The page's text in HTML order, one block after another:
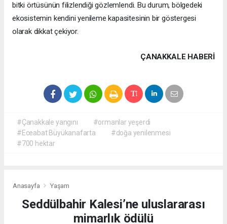
bitki örtüsünün filizlendiği gözlemlendi. Bu durum, bölgedeki
ekosistemin kendini yenileme kapasitesinin bir göstergesi
olarak dikkat çekiyor.
ÇANAKKALE HABERİ
#Çanakkale yangını
#ormanlar yeşerdi
#Eceabat Büyükanafarta
#doğa yenilenmesi
#700 hektar
Anasayfa Yaşam
Seddülbahir Kalesi’ne uluslararası
mimarlık ödülü